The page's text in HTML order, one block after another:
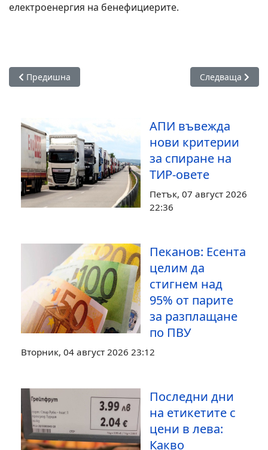
електроенергия на бенефициерите.
Предишна статия: Близо 54 000 декларираха доходите си
Предишна Следваща
Следваща
АПИ въвежда
нови критерии
за спиране на
ТИР-овете
Петък, 07 август 2026
22:36
Пеканов: Есента
целим да
стигнем над
95% от парите
за разплащане
по ПВУ
Вторник, 04 август 2026 23:12
Последни дни
на етикетите с
цени в лева:
Какво